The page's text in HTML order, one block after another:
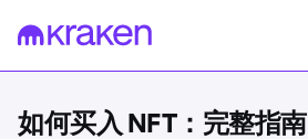
如何买入 NFT：完整指南